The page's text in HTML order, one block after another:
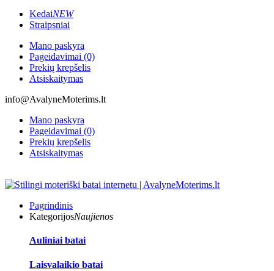
KedaiNEW
Straipsniai
Mano paskyra
Pageidavimai (0)
Prekių krepšelis
Atsiskaitymas
info@AvalyneMoterims.lt
Mano paskyra
Pageidavimai (0)
Prekių krepšelis
Atsiskaitymas
Pagrindinis
KategorijosNaujienos
Auliniai batai
Laisvalaikio batai